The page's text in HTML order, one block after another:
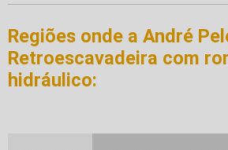
Regiões onde a André
Retroescavadeira com
hidráulico: